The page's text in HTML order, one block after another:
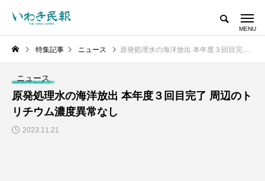
特集記事 ニュース 原発処理水の海洋放出 本年度３回目完了 周辺のトリチウム濃度異常なし
ニュース
原発処理水の海洋放出 本年度３回目完了 周辺のト
リチウム濃度異常なし
2023.11.21